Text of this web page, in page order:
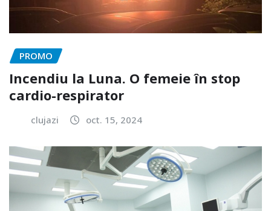
PROMO
Incendiu la Luna. O femeie în stop
cardio-respirator
clujazi oct. 15, 2024